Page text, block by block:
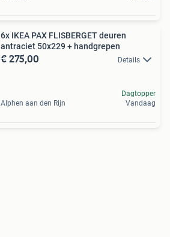
6x IKEA PAX FLISBERGET deuren
antraciet 50x229 + handgrepen
€ 275,00 Details
Alphen aan den Rijn
Dagtopper
Vandaag